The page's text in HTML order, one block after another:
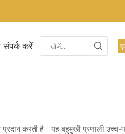
संपर्क करें
प्रदान करती है। यह बहुमुखी प्रणाली उच्च-